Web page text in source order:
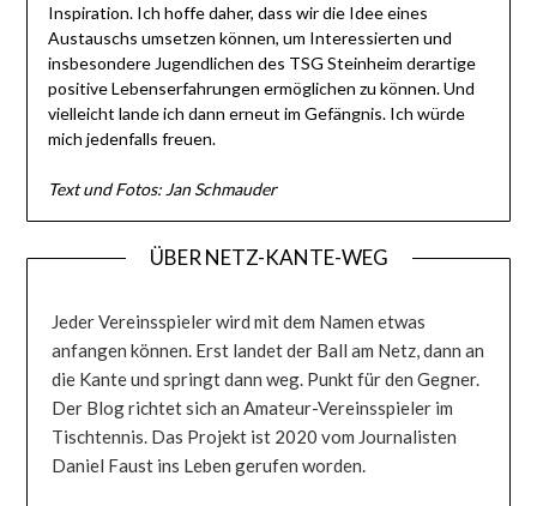
Inspiration. Ich hoffe daher, dass wir die Idee eines
Austauschs umsetzen können, um Interessierten und
insbesondere Jugendlichen des TSG Steinheim derartige
positive Lebenserfahrungen ermöglichen zu können. Und
vielleicht lande ich dann erneut im Gefängnis. Ich würde
mich jedenfalls freuen.
Text und Fotos: Jan Schmauder
ÜBER NETZ-KANTE-WEG
Jeder Vereinsspieler wird mit dem Namen etwas
anfangen können. Erst landet der Ball am Netz, dann an
die Kante und springt dann weg. Punkt für den Gegner.
Der Blog richtet sich an Amateur-Vereinsspieler im
Tischtennis. Das Projekt ist 2020 vom Journalisten
Daniel Faust ins Leben gerufen worden.